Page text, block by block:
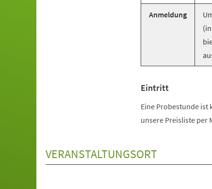
Anmeldung
Eintritt
Eine Probestunde ist
unsere Preisliste per
VERANSTALTUNGSORT